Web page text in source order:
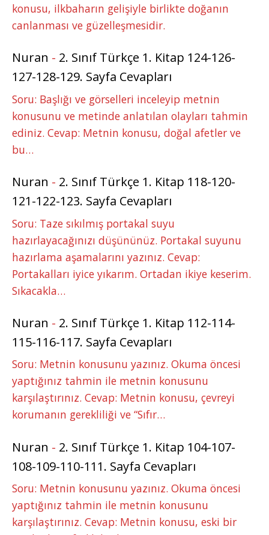
konusu, ilkbaharın gelişiyle birlikte doğanın
canlanması ve güzelleşmesidir.
Nuran - 2. Sınıf Türkçe 1. Kitap 124-126-
127-128-129. Sayfa Cevapları
Soru: Başlığı ve görselleri inceleyip metnin
konusunu ve metinde anlatılan olayları tahmin
ediniz. Cevap: Metnin konusu, doğal afetler ve
bu…
Nuran - 2. Sınıf Türkçe 1. Kitap 118-120-
121-122-123. Sayfa Cevapları
Soru: Taze sıkılmış portakal suyu
hazırlayacağınızı düşününüz. Portakal suyunu
hazırlama aşamalarını yazınız. Cevap:
Portakalları iyice yıkarım. Ortadan ikiye keserim.
Sıkacakla…
Nuran - 2. Sınıf Türkçe 1. Kitap 112-114-
115-116-117. Sayfa Cevapları
Soru: Metnin konusunu yazınız. Okuma öncesi
yaptığınız tahmin ile metnin konusunu
karşılaştırınız. Cevap: Metnin konusu, çevreyi
korumanın gerekliliği ve “Sıfır…
Nuran - 2. Sınıf Türkçe 1. Kitap 104-107-
108-109-110-111. Sayfa Cevapları
Soru: Metnin konusunu yazınız. Okuma öncesi
yaptığınız tahmin ile metnin konusunu
karşılaştırınız. Cevap: Metnin konusu, eski bir